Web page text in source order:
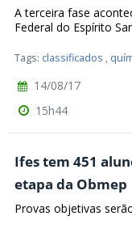
A terceira fase
Federal do Espírito
Tags: classificados ,
14/08/17
15h44
Ifes tem 451
etapa da Obmep
Provas objetivas